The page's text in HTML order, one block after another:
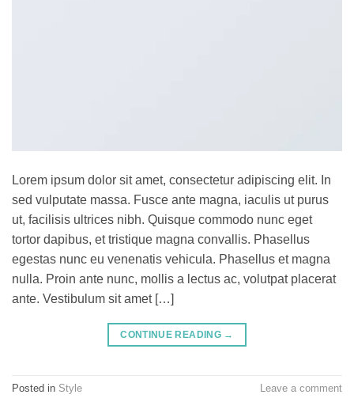
Lorem ipsum dolor sit amet, consectetur adipiscing elit. In
sed vulputate massa. Fusce ante magna, iaculis ut purus
ut, facilisis ultrices nibh. Quisque commodo nunc eget
tortor dapibus, et tristique magna convallis. Phasellus
egestas nunc eu venenatis vehicula. Phasellus et magna
nulla. Proin ante nunc, mollis a lectus ac, volutpat placerat
ante. Vestibulum sit amet […]
CONTINUE READING →
Posted in Style Leave a comment